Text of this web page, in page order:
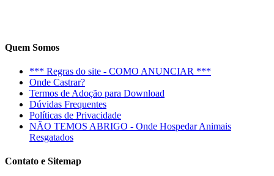
Quem Somos
*** Regras do site - COMO ANUNCIAR ***
Onde Castrar?
Termos de Adoção para Download
Dúvidas Frequentes
Políticas de Privacidade
NÃO TEMOS ABRIGO - Onde Hospedar Animais
Resgatados
Contato e Sitemap